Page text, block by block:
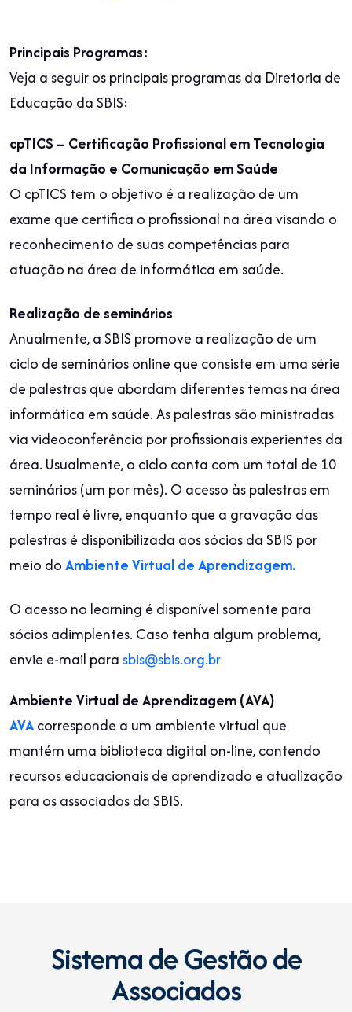
Principais Programas:
Veja a seguir os principais programas da Diretoria de
Educação da SBIS:
cpTICS – Certificação Profissional em Tecnologia
da Informação e Comunicação em Saúde
O cpTICS tem o objetivo é a realização de um
exame que certifica o profissional na área visando o
reconhecimento de suas competências para
atuação na área de informática em saúde.
Realização de seminários
Anualmente, a SBIS promove a realização de um
ciclo de seminários online que consiste em uma série
de palestras que abordam diferentes temas na área
informática em saúde. As palestras são ministradas
via videoconferência por profissionais experientes da
área. Usualmente, o ciclo conta com um total de 10
seminários (um por mês). O acesso às palestras em
tempo real é livre, enquanto que a gravação das
palestras é disponibilizada aos sócios da SBIS por
meio doAmbiente Virtual de Aprendizagem.
O acesso no learning é disponível somente para
sócios adimplentes. Caso tenha algum problema,
envie e-mail para sbis@sbis.org.br
Ambiente Virtual de Aprendizagem (AVA)
AVAcorresponde a um ambiente virtual que
mantém uma biblioteca digital on-line, contendo
recursos educacionais de aprendizado e atualização
para os associados da SBIS.
Sistema de Gestão de
Associados